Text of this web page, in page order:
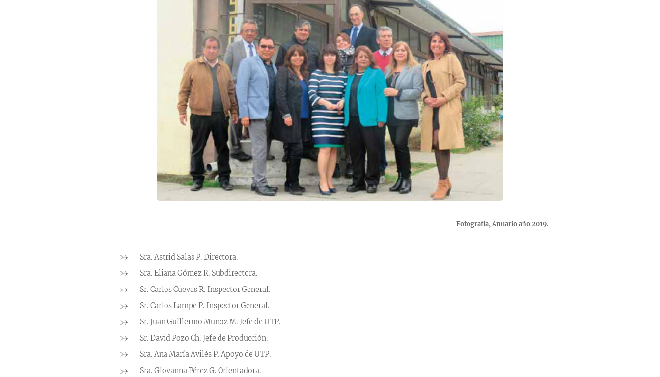
Fotografía, Anuario año 2019.
Sra. Astrid Salas P. Directora.
Sra. Eliana Gómez R. Subdirectora.
Sr. Carlos Cuevas R. Inspector General.
Sr. Carlos Lampe P. Inspector General.
Sr. Juan Guillermo Muñoz M. Jefe de UTP.
Sr. David Pozo Ch. Jefe de Producción.
Sra. Ana María Avilés P. Apoyo de UTP.
Sra. Giovanna Pérez G. Orientadora.